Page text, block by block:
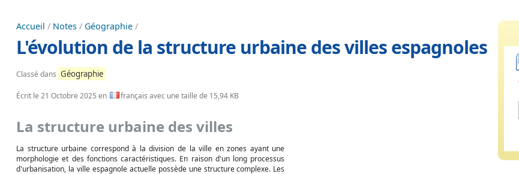
Accueil / Notes / Géographie /
L'évolution de la structure urbaine des villes espagnoles
Classé dans Géographie
Écrit le 21 Octobre 2025 en français avec une taille de 15,94 KB
La structure urbaine des villes
La structure urbaine correspond à la division de la ville en zones ayant une
morphologie et des fonctions caractéristiques. En raison d'un long processus
d'urbanisation, la ville espagnole actuelle possède une structure complexe. Les